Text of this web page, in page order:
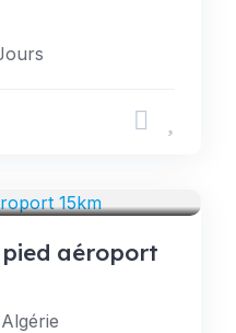
aéroport